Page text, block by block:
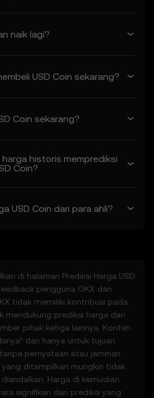
naik lagi?
USD Coin sekarang?
Coin sekarang?
historis memprediksi
Coin?
USD Coin dari para ahli?
di halaman Prediksi Harga USD
pengguna OKX dan
tidak memiliki kontribusi pada
mendukung prediksi harga dari
pihak ketiga lainnya. Konten
dan hanya untuk tujuan
pernyataan atau jaminan
yang ditampilkan mungkin tidak
Harga di kemudian
signifikan dari prediksi yang
risiko yang terkait
timbul dari penggunaan
Fitur Prediksi Harga atas
untuk secara rutin
ini.
lain, istilah-istilah
didefinisikan dalam
Harga
disediakan hanya
“apa adanya,” tanpa
Harga dapat mencakup:
atau diturunkan
ketiga.
keperluan informasi,